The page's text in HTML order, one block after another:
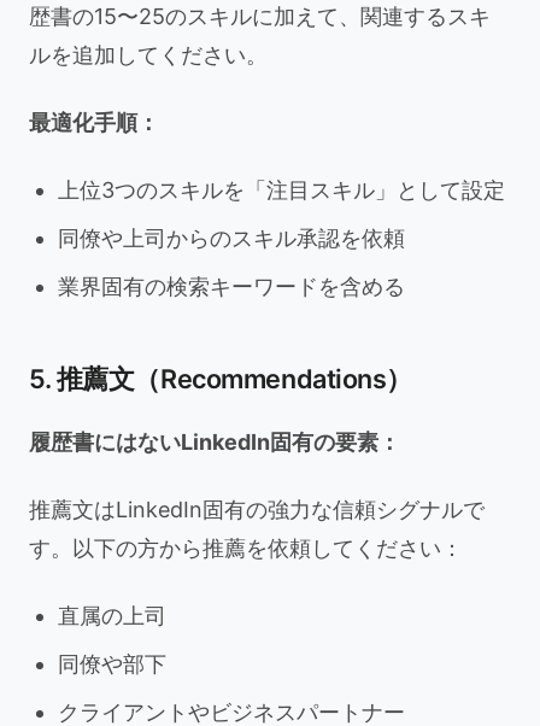
歴書の15〜25のスキルに加えて、関連するスキ
ルを追加してください。
最適化手順：
上位3つのスキルを「注目スキル」として設定
同僚や上司からのスキル承認を依頼
業界固有の検索キーワードを含める
5. 推薦文（Recommendations）
履歴書にはないLinkedIn固有の要素：
推薦文はLinkedIn固有の強力な信頼シグナルで
す。以下の方から推薦を依頼してください：
直属の上司
同僚や部下
クライアントやビジネスパートナー